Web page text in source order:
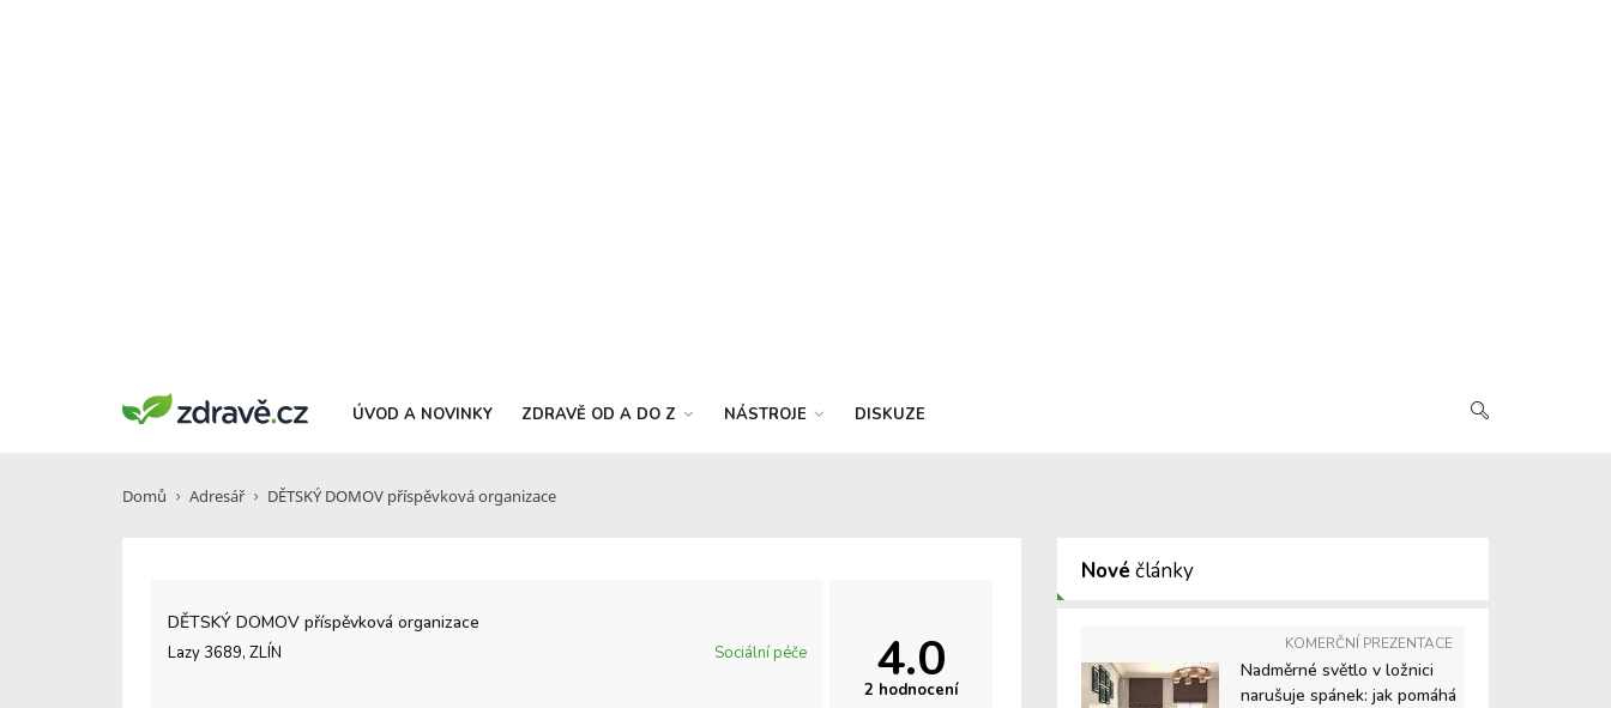
ÚVOD A NOVINKY ZDRAVĚ OD A DO Z NÁSTROJE DISKUZE
Domů Adresář DĚTSKÝ DOMOV příspěvková organizace
DĚTSKÝ DOMOV příspěvková organizace
Lazy 3689, ZLÍN Sociální péče 4.0
2 hodnocení
Nové články
KOMERČNÍ PREZENTACE
Nadměrné světlo v ložnici
narušuje spánek: jak pomáhá